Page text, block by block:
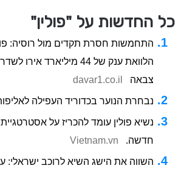
כל החדשות על "פולין"
התחמשות חסרת תקדים מול רוסיה:
הלוואת ענק של 44 מיליארד אירו
צבאה
davar1.co.il
נבחרת הנוער בכדוריד העפילה
נשיא פולין עומד להכריז על
חדשה.
Vietnam.vn
השווה את הישג השיא לרוכב ישראלי: